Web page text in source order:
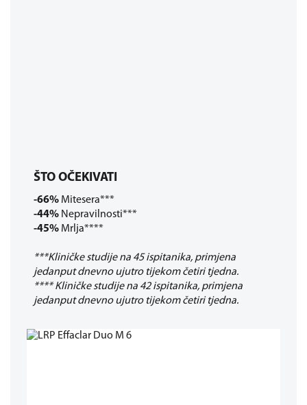
ŠTO OČEKIVATI
-66% Mitesera***
-44% Nepravilnosti***
-45% Mrlja****
***Kliničke studije na 45 ispitanika, primjena
jedanput dnevno ujutro tijekom četiri tjedna.
**** Kliničke studije na 42 ispitanika, primjena
jedanput dnevno ujutro tijekom četiri tjedna.